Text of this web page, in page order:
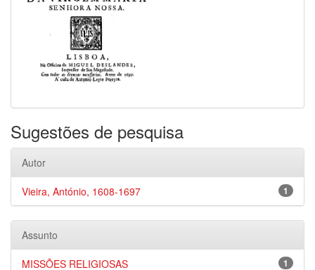
Sugestões de pesquisa
Autor
1
Vieira, António, 1608-1697
Assunto
1
MISSÕES RELIGIOSAS